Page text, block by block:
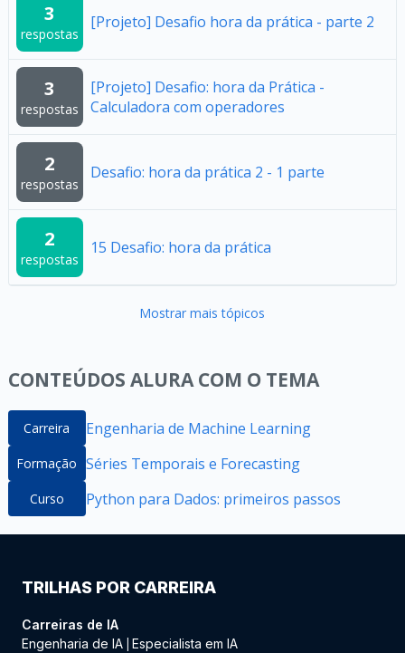
3
respostas
[Projeto] Desafio hora da prática - parte 2
3
respostas
[Projeto] Desafio: hora da Prática -
Calculadora com operadores
2
respostas
Desafio: hora da prática 2 - 1 parte
2
respostas
15 Desafio: hora da prática
Mostrar mais tópicos
CONTEÚDOS ALURA COM O TEMA
Carreira Engenharia de Machine Learning
Formação Séries Temporais e Forecasting
Curso Python para Dados: primeiros passos
TRILHAS POR CARREIRA
Carreiras de IA
Engenharia de IA Especialista em IA